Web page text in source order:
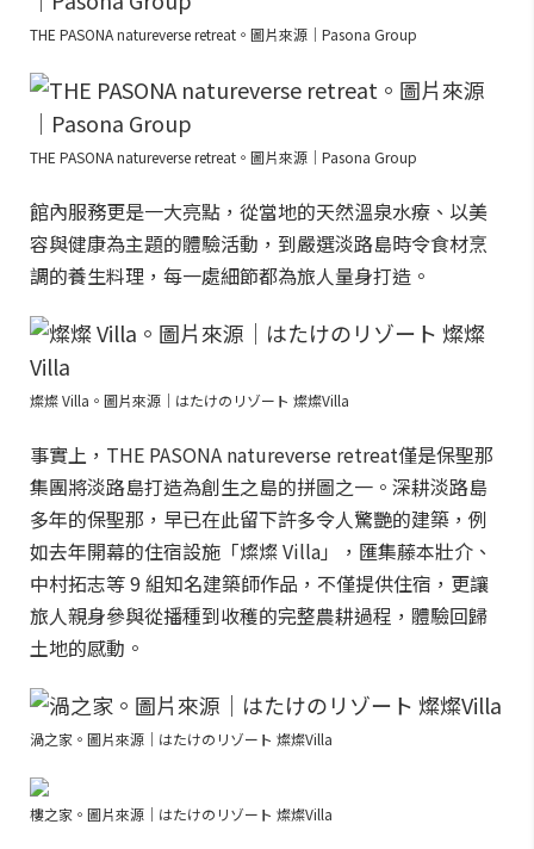
THE PASONA natureverse retreat。圖片來源｜Pasona Group
THE PASONA natureverse retreat。圖片來源｜Pasona Group
館內服務更是一大亮點，從當地的天然溫泉水療、以美
容與健康為主題的體驗活動，到嚴選淡路島時令食材烹
調的養生料理，每一處細節都為旅人量身打造。
燦燦 Villa。圖片來源｜はたけのリゾート 燦燦Villa
事實上，THE PASONA natureverse retreat僅是保聖那
集團將淡路島打造為創生之島的拼圖之一。深耕淡路島
多年的保聖那，早已在此留下許多令人驚艷的建築，例
如去年開幕的住宿設施「燦燦 Villa」，匯集藤本壯介、
中村拓志等 9 組知名建築師作品，不僅提供住宿，更讓
旅人親身參與從播種到收穫的完整農耕過程，體驗回歸
土地的感動。
渦之家。圖片來源｜はたけのリゾート 燦燦Villa
樓之家。圖片來源｜はたけのリゾート 燦燦Villa